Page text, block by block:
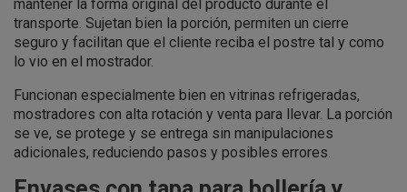
mantener la forma original del producto durante el
transporte. Sujetan bien la porción, permiten un cierre
seguro y facilitan que el cliente reciba el postre tal y como
lo vio en el mostrador.
Funcionan especialmente bien en vitrinas refrigeradas,
mostradores con alta rotación y venta para llevar. La porción
se ve, se protege y se entrega sin manipulaciones
adicionales, reduciendo pasos y posibles errores.